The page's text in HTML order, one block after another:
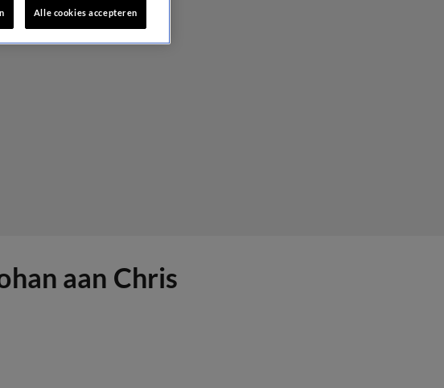
aan Chris
Alle cookies accepteren